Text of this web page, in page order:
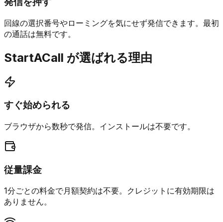
回線の選択番号やローミングを気にせず発信できます。最初
の通話は無料です。
StartACall が選ばれる理由
すぐ始められる
ブラウザから数秒で発信。インストールは不要です。
従量課金
1分ごとの料金で月額契約は不要。クレジットに有効期限は
ありません。